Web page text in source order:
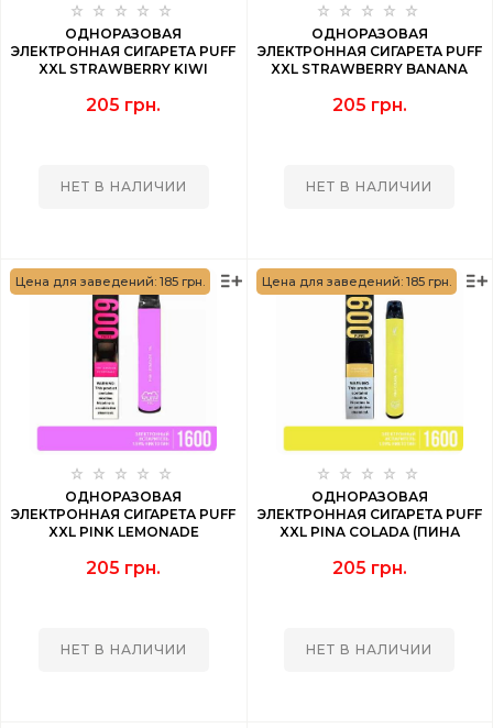
ОДНОРАЗОВАЯ
ЭЛЕКТРОННАЯ СИГАРЕТА PUFF
XXL STRAWBERRY KIWI
205 грн.
НЕТ В НАЛИЧИИ
ОДНОРАЗОВАЯ
ЭЛЕКТРОННАЯ СИГАРЕТА PUFF
XXL STRAWBERRY BANANA
205 грн.
НЕТ В НАЛИЧИИ
Цена для заведений: 185 грн.
ОДНОРАЗОВАЯ
ЭЛЕКТРОННАЯ СИГАРЕТА PUFF
XXL PINK LEMONADE
PUFF
205 грн.
НЕТ В НАЛИЧИИ
Цена для заведений: 185 грн.
ОДНОРАЗОВАЯ
ЭЛЕКТРОННАЯ СИГАРЕТА PUFF
XXL PINA COLADA (ПИНА
205 грн.
НЕТ В НАЛИЧИИ